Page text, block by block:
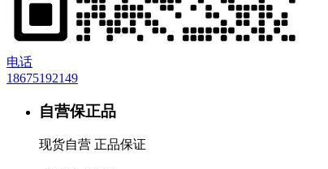
电话
18675192149
自营保正品
现货自营 正品保证